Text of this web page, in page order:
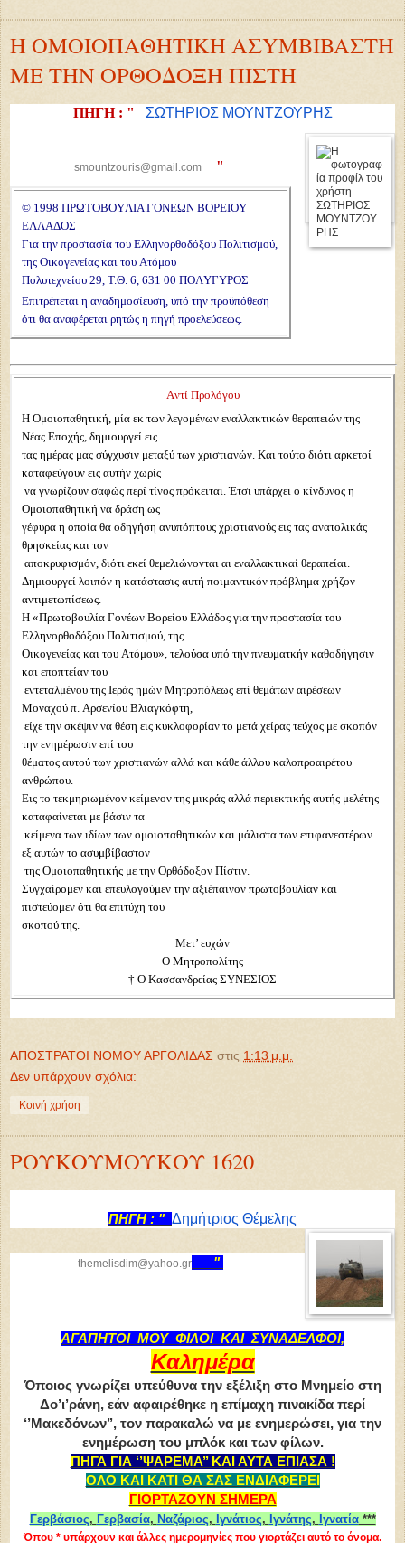
Η OMOIOΠAΘHTIKH AΣYMBIBAΣTH
ME THN OPΘOΔOΞΗ ΠIΣTH
ΠΗΓΗ : " ΣΩΤΗΡΙΟΣ ΜΟΥΝΤΖΟΥΡΗΣ
smountzouris@gmail.com"
© 1998 ΠPΩTOBOYΛIA ΓONEΩN BOPEIOY
EΛΛAΔOΣ
Για την προστασία του Eλληνορθοδόξου Πολιτισμού,
της Oικογενείας και του Aτόμου
Πολυτεχνείου 29, T.Θ. 6, 631 00 ΠOΛYΓYPOΣ
Eπιτρέπεται η αναδημοσίευση, υπό την προϋπόθεση
ότι θα αναφέρεται ρητώς η πηγή προελεύσεως.
Aντί Προλόγου
Η Oμοιοπαθητική, μία εκ των λεγομένων εναλλακτικών θεραπειών της
Nέας Eποχής, δημιουργεί εις
τας ημέρας μας σύγχυσιν μεταξύ των χριστιανών. Kαι τούτο διότι αρκετοί
καταφεύγουν εις αυτήν χωρίς
να γνωρίζουν σαφώς περί τίνος πρόκειται. Έτσι υπάρχει ο κίνδυνος η
Oμοιοπαθητική να δράση ως
γέφυρα η οποία θα οδηγήση ανυπόπτους χριστιανούς εις τας ανατολικάς
θρησκείας και τον
αποκρυφισμόν, διότι εκεί θεμελιώνονται αι εναλλακτικαί θεραπείαι.
Δημιουργεί λοιπόν η κατάστασις αυτή ποιμαντικόν πρόβλημα χρήζον
αντιμετωπίσεως.
Η «Πρωτοβουλία Γονέων Bορείου Eλλάδος για την προστασία του
Eλληνορθοδόξου Πολιτισμού, της
Oικογενείας και του Aτόμου», τελούσα υπό την πνευματκήν καθοδήγησιν
και εποπτείαν του
εντεταλμένου της Iεράς ημών Mητροπόλεως επί θεμάτων αιρέσεων
Mοναχού π. Aρσενίου Bλιαγκόφτη,
είχε την σκέψιν να θέση εις κυκλοφορίαν το μετά χείρας τεύχος με σκοπόν
την ενημέρωσιν επί του
θέματος αυτού των χριστιανών αλλά και κάθε άλλου καλοπροαιρέτου
ανθρώπου.
Eις το τεκμηριωμένον κείμενον της μικράς αλλά περιεκτικής αυτής μελέτης
καταφαίνεται με βάσιν τα
κείμενα των ιδίων των ομοιοπαθητικών και μάλιστα των επιφανεστέρων
εξ αυτών το ασυμβίβαστον
της Oμοιοπαθητικής με την Oρθόδοξον Πίστιν.
Συγχαίρομεν και επευλογούμεν την αξιέπαινον πρωτοβουλίαν και
πιστεύομεν ότι θα επιτύχη του
σκοπού της.
Mετ’ ευχών
Ο Mητροπολίτης
† Ο Kασσανδρείας ΣYNEΣIOΣ
ΑΠΟΣΤΡΑΤΟΙ ΝΟΜΟΥ ΑΡΓΟΛΙΔΑΣ στις 1:13 μ.μ.
Δεν υπάρχουν σχόλια:
Κοινή χρήση
ΡΟΥΚΟΥΜΟΥΚΟΥ 1620
ΠΗΓΗ : " Δημήτριος Θέμελης
themelisdim@yahoo.gr "
ΑΓΑΠΗΤΟΙ ΜΟΥ ΦΙΛΟΙ ΚΑΙ ΣΥΝΑΔΕΛΦΟΙ,
Καλημέρα
Όποιος γνωρίζει υπεύθυνα την εξέλιξη στο Μνημείο στη
Δο’ι’ράνη, εάν αφαιρέθηκε η επίμαχη πινακίδα περί
‘’Μακεδόνων’’, τον παρακαλώ να με ενημερώσει, για την
ενημέρωση του μπλόκ και των φίλων.
ΠΗΓΑ ΓΙΑ ‘’ΨΑΡΕΜΑ’’ ΚΑΙ ΑΥΤΑ ΕΠΙΑΣΑ !
ΟΛΟ ΚΑΙ ΚΑΤΙ ΘΑ ΣΑΣ ΕΝΔΙΑΦΕΡΕΙ
ΓΙΟΡΤΑΖΟΥΝ ΣΗΜΕΡΑ
Γερβάσιος, Γερβασία, Ναζάριος, Ιγνάτιος, Ιγνάτης, Ιγνατία***
Όπου * υπάρχουν και άλλες ημερομηνίες που γιορτάζει αυτό το όνομα.